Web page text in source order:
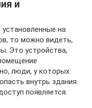
и
установленные на
то можно видеть,
Это устройства,
люди, у которых
внутрь здания.
появляется.